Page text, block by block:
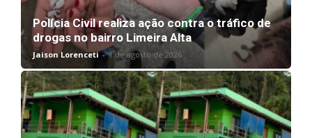
Polícia Civil realiza ação contra o tráfico de
drogas no bairro Limeira Alta
Jaison Lorenceti - 8 de agosto de 2026